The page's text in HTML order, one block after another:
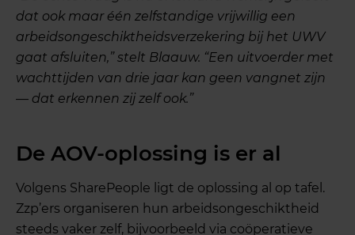
dat ook maar één zelfstandige vrijwillig een
arbeidsongeschiktheidsverzekering bij het UWV
gaat afsluiten,” stelt Blaauw. “Een uitvoerder met
wachttijden van drie jaar kan geen vangnet zijn
— dat erkennen zij zelf ook.”
De AOV-oplossing is er al
Volgens SharePeople ligt de oplossing al op tafel.
Zzp’ers organiseren hun arbeidsongeschiktheid
steeds vaker zelf, bijvoorbeeld via coöperatieve